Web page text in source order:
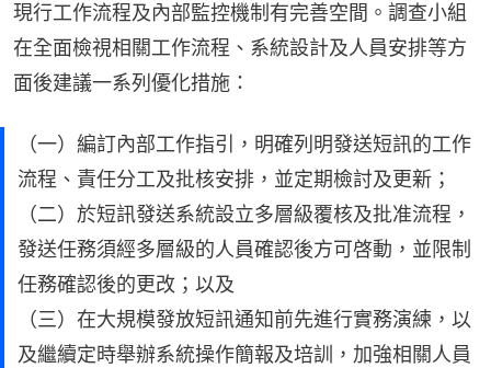
現行工作流程及內部監控機制有完善空間。調查小組
在全面檢視相關工作流程、系統設計及人員安排等方
面後建議一系列優化措施：
（一）編訂內部工作指引，明確列明發送短訊的工作
流程、責任分工及批核安排，並定期檢討及更新；
（二）於短訊發送系統設立多層級覆核及批准流程，
發送任務須經多層級的人員確認後方可啓動，並限制
任務確認後的更改；以及
（三）在大規模發放短訊通知前先進行實務演練，以
及繼續定時舉辦系統操作簡報及培訓，加強相關人員